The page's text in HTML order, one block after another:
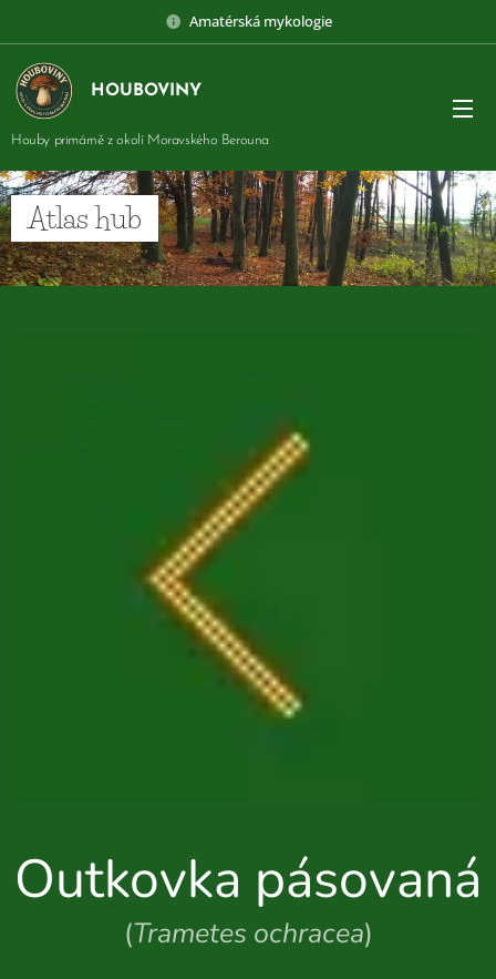
Amatérská mykologie
HOUBOVINY
Houby primárně z okolí Moravského Berouna
Atlas hub
Outkovka pásovaná
(Trametes ochracea)